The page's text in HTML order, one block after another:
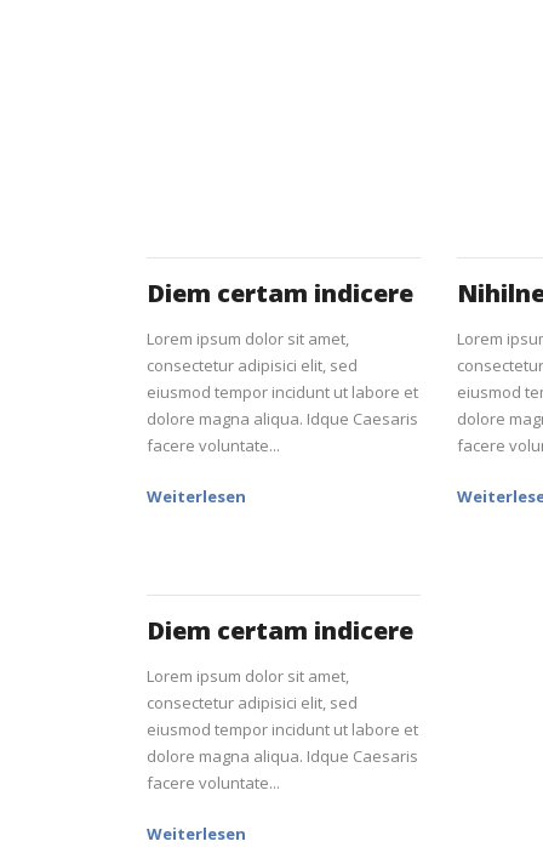
Diem certam indicere
Lorem ipsum dolor sit amet,
consectetur adipisici elit, sed
eiusmod tempor incidunt ut labore et
dolore magna aliqua. Idque Caesaris
facere voluntate...
Weiterlesen
Lorem
eiusmod
dolore
facere
Diem certam indicere
Lorem ipsum dolor sit amet,
consectetur adipisici elit, sed
eiusmod tempor incidunt ut labore et
dolore magna aliqua. Idque Caesaris
facere voluntate...
Weiterlesen